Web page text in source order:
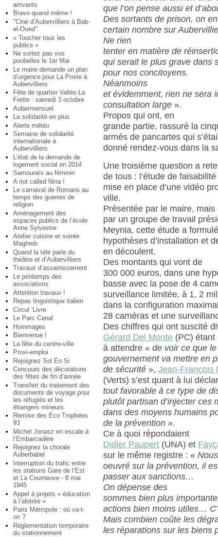
arrivants
Bravo quand même !
"Ciné d’Aubervilliers à Bab-
el-Oued"
« Toucher tous les
publics »
Ne sortez pas vos
poubelles le 1er Mai
Le maire demande un plan
d’urgence pour La Poste à
Aubervilliers
Fête de quartier Vallès-La
Frette : samedi 3 octobre
Aubermensuel
La solidarité en plus
Alerte météo
Semaine de solidarité
internationale à
Aubervilliers
L’état de la demande de
logement social en 2014
Samouraïs au féminin
A riot called Nina !
Le carnaval de Romans au
temps des guerres de
religion
Aménagement des
espaces publics de l’école
Anne Sylvestre
Atelier cuisine et soirée
Maghreb
Quand la télé parle du
théâtre et d’Aubervilliers
Travaux d’assainissement
Le printemps des
associations
Attention travaux !
Repas linguistique italien
Circul ’Livre
Le Parc Canal
Hommages
Bienvenue !
La fête du centre-ville
Proxi-emploi
Rejoignez Sol En Si
Concours des décorations
des fêtes de fin d’année
Transfert du traitement des
documents de voyage pour
les réfugiés et les
étrangers mineurs
Remise des Éco Trophées
93
Michel Jonasz en escale à
l’Embarcadère
Rejoignez la chorale
Auberbabel
Interruption du trafic entre
les stations Gare de l’Est
et La Courneuve - 8 mai
1945
Appel à projets « éducation
à l’altérité »
Paris Métropole : où va-t-
on ?
Réglementation temporaire
du stationnement
que l’on pense aussi et
Des sortants de prison, on
certain nombre sur
Ne rien
tenter en matière de
qui serait le plus grave dans
pour nos concitoyens.
Néanmoins
et évidemment, rien ne sera
consultation large ».
Propos qui ont, en
grande partie, rassuré la
armés de pancartes qui
donné rendez-vous dans la
Une troisième question a
de tous : l’étude de
mise en place d’une vidéo
ville.
Présentée par le maire, mais
par un groupe de travail
Meynia, cette étude a
hypothèses d’installation et
en découlent.
Des montants qui vont de
300 000 euros, dans une
basse avec la pose de 4
surveillance limitée, à 1, 2
dans la configuration
28 caméras et une
Des chiffres qui ont suscité
Gérard Del Monte (PC) étant
à attendre «de voir ce que
gouvernement va mettre en
de sécurité »,Jean-François
(Verts) s’est quant à lui
tout favorable à ce type de
plutôt partisan d’injecter ces
dans des moyens humains
de la prévention ».
Ce à quoi répondaient
Didier Paupert (UNA) et
sur le même registre : «
oeuvré sur la prévention, il
passer aux sanctions…
On dépense des
sommes bien plus
actions bien moins utiles…
Mais combien coûte les
les réparations sur les biens